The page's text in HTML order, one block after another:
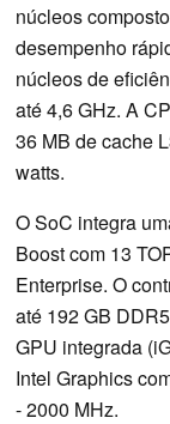
núcleos
desempenho
núcleos de
até 4,6 GHz. A
36 MB de cache
watts.
O SoC integra
Boost com 13
Enterprise. O
até 192 GB
GPU integrada
Intel Graphics
- 2000 MHz.